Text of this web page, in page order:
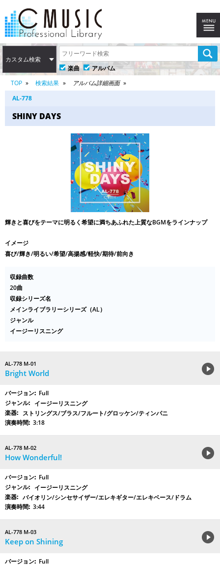
カスタム検索
楽曲
アルバム
TOP
検索結果
アルバム詳細画面
AL-778
SHINY DAYS
輝きと喜びをテーマに明るく希望に満ちあふれた上質なBGMをラインナップ
イメージ
喜び/輝き/明るい/希望/高揚感/軽快/期待/前向き
収録曲数
20曲
収録シリーズ名
メインライブラリーシリーズ（AL）
ジャンル
イージーリスニング
AL-778 M-01
Bright World
Full
イージーリスニング
ストリングス/ブラス/フルート/グロッケン/ティンパニ
3:18
AL-778 M-02
How Wonderful!
Full
イージーリスニング
バイオリン/シンセサイザー/エレキギター/エレキベース/ドラム
3:44
AL-778 M-03
Keep on Shining
Full